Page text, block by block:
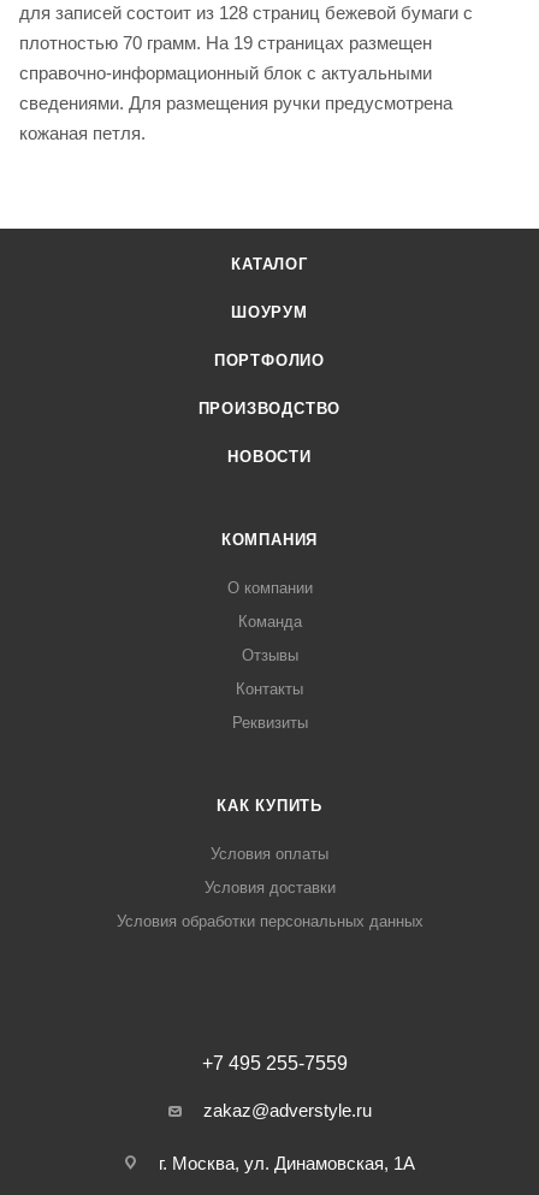
для записей состоит из 128 страниц бежевой бумаги с
плотностью 70 грамм. На 19 страницах размещен
справочно-информационный блок с актуальными
сведениями. Для размещения ручки предусмотрена
кожаная петля.
КАТАЛОГ
ШОУРУМ
ПОРТФОЛИО
ПРОИЗВОДСТВО
НОВОСТИ
КОМПАНИЯ
О компании
Команда
Отзывы
Контакты
Реквизиты
КАК КУПИТЬ
Условия оплаты
Условия доставки
Условия обработки персональных данных
+7 495 255-7559
zakaz@adverstyle.ru
г. Москва, ул. Динамовская, 1А